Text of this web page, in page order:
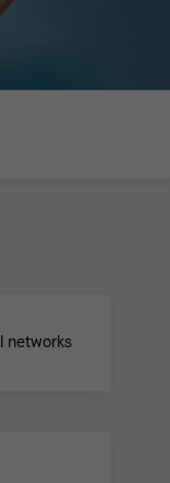
networks